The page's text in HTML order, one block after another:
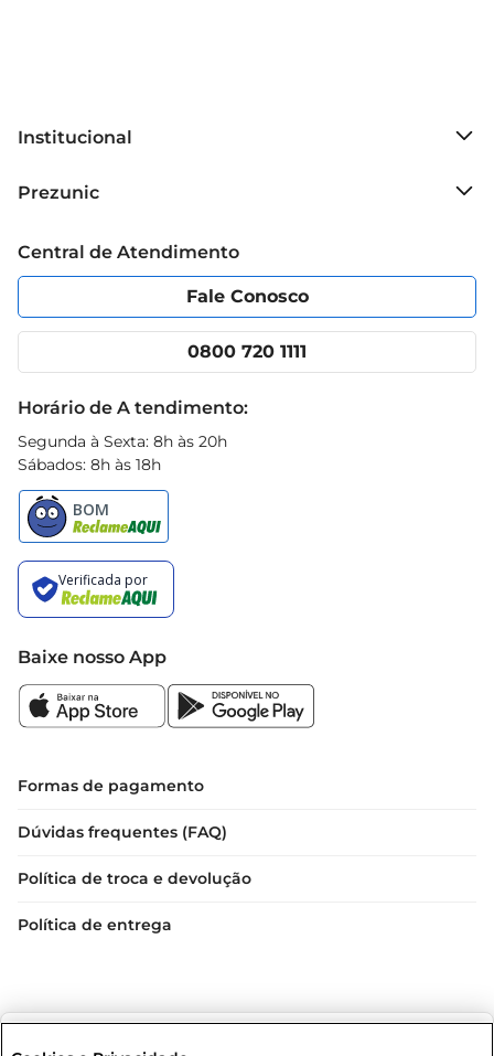
Institucional
Grupo Cencosud
Política de Privacidade
Portal do fornecedor
Cencosud Media
Prezunic
Código de Ética
App Prezunic
Central de Atendimento
Fale Conosco
0800 720 1111
Horário de A tendimento:
Segunda à Sexta: 8h às 20h
Sábados: 8h às 18h
Baixe nosso App
Formas de pagamento
Dúvidas frequentes (FAQ)
Política de troca e devolução
Política de entrega